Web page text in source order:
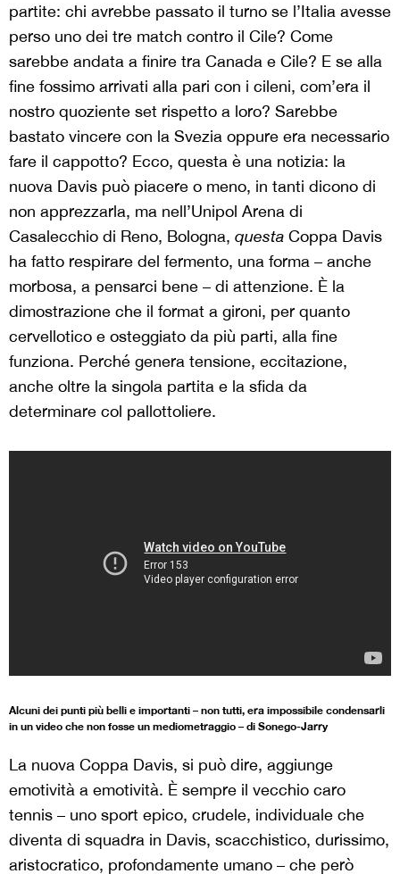
partite: chi avrebbe passato il turno se l’Italia avesse
perso uno dei tre match contro il Cile? Come
sarebbe andata a finire tra Canada e Cile? E se alla
fine fossimo arrivati alla pari con i cileni, com’era il
nostro quoziente set rispetto a loro? Sarebbe
bastato vincere con la Svezia oppure era necessario
fare il cappotto? Ecco, questa è una notizia: la
nuova Davis può piacere o meno, in tanti dicono di
non apprezzarla, ma nell’Unipol Arena di
Casalecchio di Reno, Bologna, questa Coppa Davis
ha fatto respirare del fermento, una forma – anche
morbosa, a pensarci bene – di attenzione. È la
dimostrazione che il format a gironi, per quanto
cervellotico e osteggiato da più parti, alla fine
funziona. Perché genera tensione, eccitazione,
anche oltre la singola partita e la sfida da
determinare col pallottoliere.
Alcuni dei punti più belli e importanti – non tutti, era impossibile condensarli
in un video che non fosse un mediometraggio – di Sonego-Jarry
La nuova Coppa Davis, si può dire, aggiunge
emotività a emotività. È sempre il vecchio caro
tennis – uno sport epico, crudele, individuale che
diventa di squadra in Davis, scacchistico, durissimo,
aristocratico, profondamente umano – che però